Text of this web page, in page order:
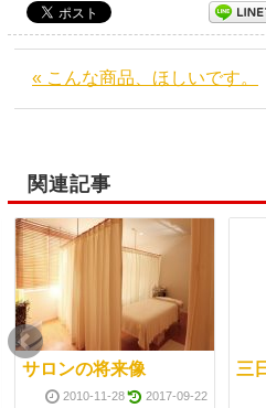
« こんな商品、ほしいです。
関連記事
サロンの将来像
2010-11-28 2017-09-22
三